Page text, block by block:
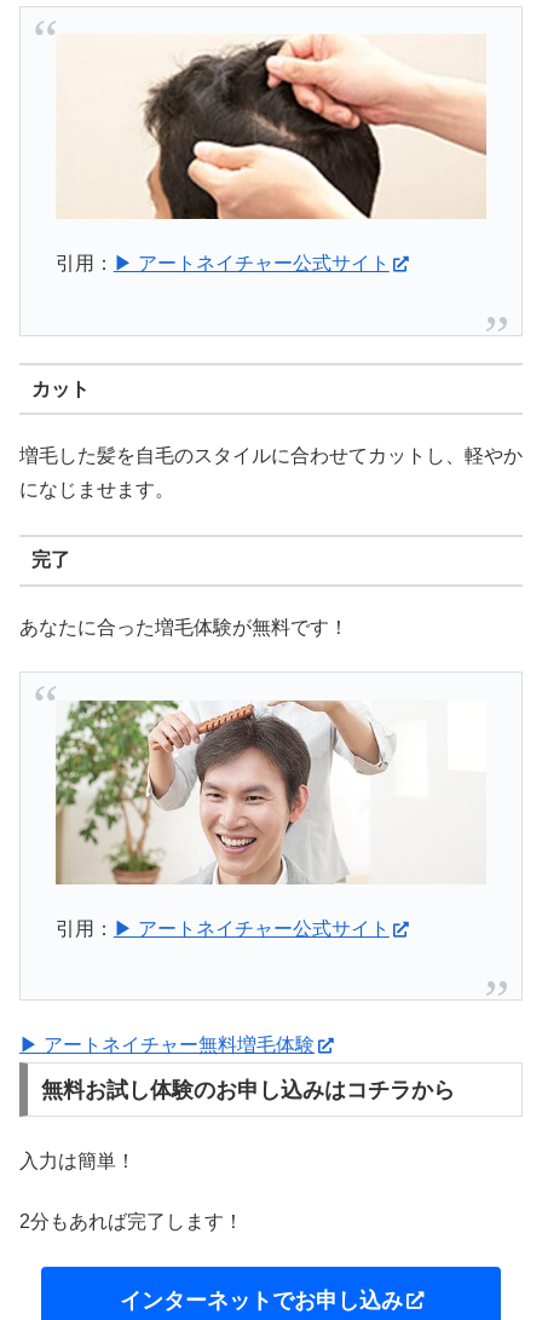
引用： ▶ アートネイチャー公式サイト
カット
増毛した髪を自毛のスタイルに合わせてカットし、軽やか
になじませます。
完了
あなたに合った増毛体験が無料です！
引用： ▶ アートネイチャー公式サイト
▶ アートネイチャー無料増毛体験
無料お試し体験のお申し込みはコチラから
入力は簡単！
2分もあれば完了します！
インターネットでお申し込み